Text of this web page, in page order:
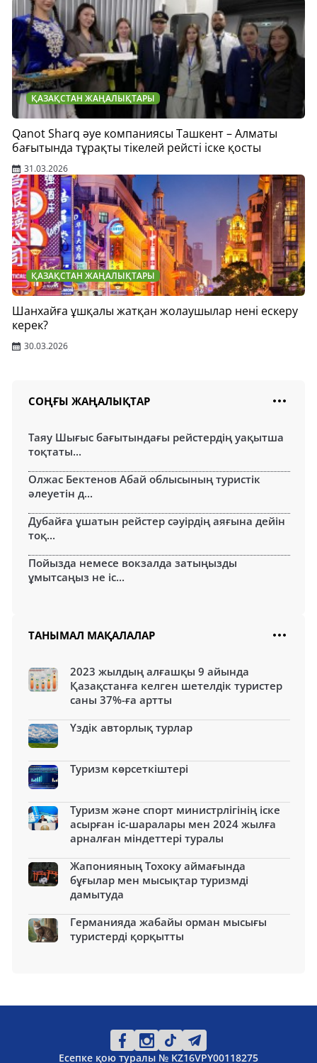
ҚАЗАҚСТАН ЖАҢАЛЫҚТАРЫ
Qanot Sharq әуе компаниясы Ташкент – Алматы
бағытында тұрақты тікелей рейсті іске қосты
31.03.2026
ҚАЗАҚСТАН ЖАҢАЛЫҚТАРЫ
Шанхайға ұшқалы жатқан жолаушылар нені ескеру
керек?
30.03.2026
СОҢҒЫ ЖАҢАЛЫҚТАР
Таяу Шығыс бағытындағы рейстердің уақытша
тоқтаты...
Олжас Бектенов Абай облысының туристік
әлеуетін д...
Дубайға ұшатын рейстер сәуірдің аяғына дейін
тоқ...
Пойызда немесе вокзалда затыңызды
ұмытсаңыз не іс...
ТАНЫМАЛ МАҚАЛАЛАР
2023 жылдың алғашқы 9 айында
Қазақстанға келген шетелдік туристер
саны 37%-ға артты
Үздік авторлық турлар
Туризм көрсеткіштері
Туризм және спорт министрлігінің іске
асырған іс-шаралары мен 2024 жылға
арналған міндеттері туралы
Жапонияның Тохоку аймағында
бұғылар мен мысықтар туризмді
дамытуда
Германияда жабайы орман мысығы
туристерді қорқытты
Есепке қою туралы № KZ16VPY00118275